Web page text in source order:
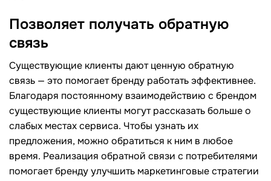
Позволяет получать обратную
связь
Существующие клиенты дают ценную обратную
связь — это помогает бренду работать эффективнее.
Благодаря постоянному взаимодействию с брендом
существующие клиенты могут рассказать больше о
слабых местах сервиса. Чтобы узнать их
предложения, можно обратиться к ним в любое
время. Реализация обратной связи с потребителями
помогает бренду улучшить маркетинговые стратегии